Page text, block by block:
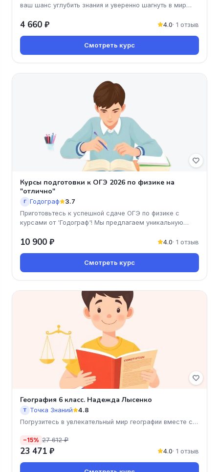
ваш шанс углубить знания и уверенно шагнуть в мир
4 660 ₽ 4.0· 1 отзыв
Смотреть курс
Курсы подготовки к ОГЭ 2026 по физике на
"отлично"
Г Годограф 3.7
Приготовьтесь к успешной сдаче ОГЭ по физике с
курсами от 'Годограф'! Мы предлагаем уникальную
10 900 ₽ 4.0· 1 отзыв
Смотреть курс
География 6 класс. Надежда Лысенко
Т Точка Знаний 4.8
Погрузитесь в увлекательный мир географии вместе с
−15% 27 612 ₽
23 471 ₽ 4.0· 1 отзыв